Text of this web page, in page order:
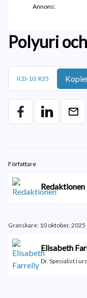
Annons:
Polyuri
ICD-10: R35
Författare
Redaktionen
Granskare: 10 oktober, 2025
Elisabeth
Dr. Specialist i